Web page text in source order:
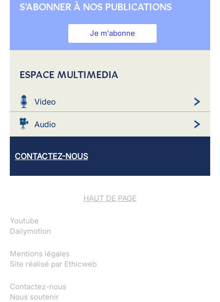
S'ABONNER À NOS PUBLICATIONS
Je m'abonne
ESPACE MULTIMEDIA
Video
Audio
CONTACTEZ-NOUS
HAUT DE PAGE
Youtube
Dailymotion
Mentions légales
Site réalisé par Ethicweb
Contactez-nous
Nous soutenir